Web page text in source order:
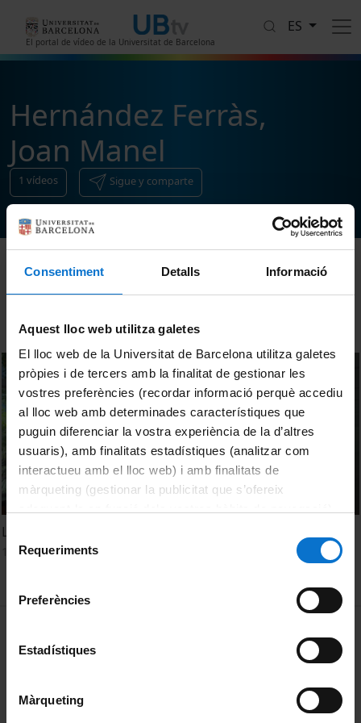
Consentiment Detalls Informació
Aquest lloc web utilitza galetes
El lloc web de la Universitat de Barcelona utilitza galetes
pròpies i de tercers amb la finalitat de gestionar les
vostres preferències (recordar informació perquè accediu
al lloc web amb determinades característiques que
puguin diferenciar la vostra experiència de la d’altres
usuaris), amb finalitats estadístiques (analitzar com
interactueu amb el lloc web) i amb finalitats de
màrqueting (gestionar la publicitat que s’ofereix
consultar laPolítica de galetes del lloc web de la
Selecció
Requeriments
Preferències
Estadístiques
Màrqueting
El portal de vídeo de la Universitat de Barcelona
ES
Hernández Ferràs,
Joan Manel
1 vídeos Sigue y comparte
La col·lecció Instruments científics de la Facultat de Física
17 Marzo, 2022
Política de Cookies
Privacidad y términos